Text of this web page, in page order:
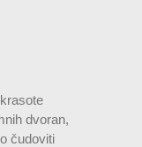
dvoran,
čudoviti